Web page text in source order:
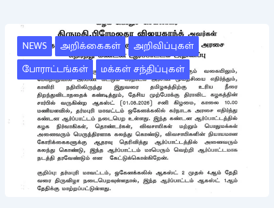
NEWS அறிக்கைகள்
அறிவிப்புகள்
போராட்டங்கள்
மக்கள் சந்திப்புகள்